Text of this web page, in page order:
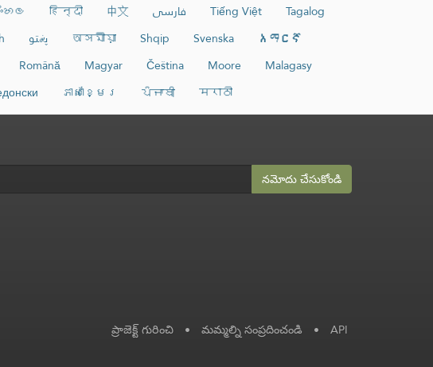
हिन्दी 中文 فارسی Tiếng Việt
Tagalog
پښتو অসমীয়া Shqip Svenska
አማርኛ
Română Magyar Čeština Moore
Malagasy
ភាសាខ្មែរ ਪੰਜਾਬੀ मराठी
నమోదు చేసుకోండి
ప్రాజెక్ట్ గురించి • మమ్మల్ని సంప్రదించండి • API